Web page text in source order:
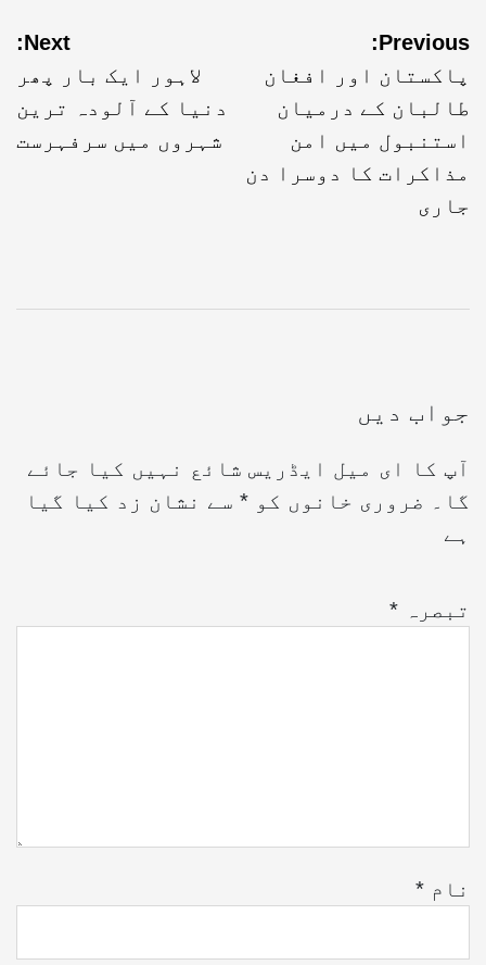
Previous:
پاکستان اور افغان
طالبان کے درمیان
استنبول میں امن
مذاکرات کا دوسرا دن
جاری
Next:
لاہور ایک بار پھر
دنیا کے آلودہ ترین
شہروں میں سرفہرست
جواب دیں
آپ کا ای میل ایڈریس شائع نہیں کیا جائے
گا۔
ضروری خانوں کو * سے نشان زد کیا گیا
ہے
تبصرہ *
نام *